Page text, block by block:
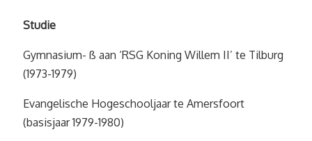
Studie
Gymnasium- ß aan ‘RSG Koning Willem II’ te Tilburg
(1973-1979)
Evangelische Hogeschooljaar te Amersfoort
(basisjaar 1979-1980)